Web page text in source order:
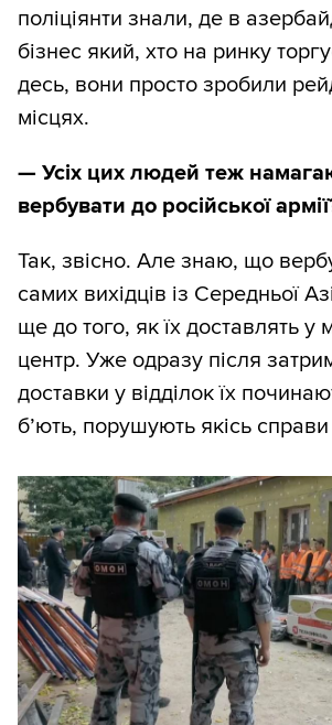
поліціянти знали, де в
бізнес який, хто на ринку
десь, вони просто зробили
місцях.
— Усіх цих людей теж
вербувати до російської
Так, звісно. Але знаю, що
самих вихідців із Середньої
ще до того, як їх доставлять у
центр. Уже одразу після
доставки у відділок їх
б’ють, порушують якісь справи